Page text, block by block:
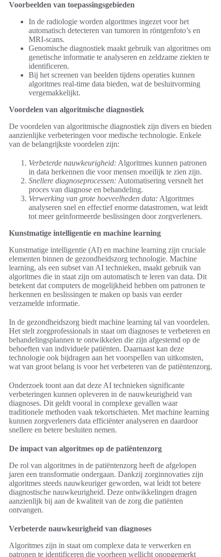
Voorbeelden van toepassingsgebieden
In de radiologie worden algoritmes ingezet voor het
automatisch detecteren van tumoren in röntgenfoto’s en
MRI-scans.
Genomische diagnostiek maakt gebruik van algoritmes om
genetische informatie te analyseren en zeldzame ziekten te
identificeren.
Bij het screenen van beelden tijdens operaties kunnen
algoritmes real-time data bieden, wat de besluitvorming
vergemakkelijkt.
Voordelen van algoritmische diagnostiek
De voordelen van algoritmische diagnostiek zijn divers en bieden
aanzienlijke verbeteringen voor medische technologie. Enkele
van de belangrijkste voordelen zijn:
Verbeterde nauwkeurigheid: Algoritmes kunnen patronen
in data herkennen die voor mensen moeilijk te zien zijn.
Snellere diagnoseprocessen: Automatisering versnelt het
proces van diagnose en behandeling.
Verwerking van grote hoeveelheden data: Algoritmes
analyseren snel en effectief enorme datastromen, wat leidt
tot meer geïnformeerde beslissingen door zorgverleners.
Kunstmatige intelligentie en machine learning
Kunstmatige intelligentie (AI) en machine learning zijn cruciale
elementen binnen de gezondheidszorg technologie. Machine
learning, als een subset van AI technieken, maakt gebruik van
algoritmes die in staat zijn om automatisch te leren van data. Dit
betekent dat computers de mogelijkheid hebben om patronen te
herkennen en beslissingen te maken op basis van eerder
verzamelde informatie.
In de gezondheidszorg biedt machine learning tal van voordelen.
Het stelt zorgprofessionals in staat om diagnoses te verbeteren en
behandelingsplannen te ontwikkelen die zijn afgestemd op de
behoeften van individuele patiënten. Daarnaast kan deze
technologie ook bijdragen aan het voorspellen van uitkomsten,
wat van groot belang is voor het verbeteren van de patiëntenzorg.
Onderzoek toont aan dat deze AI technieken significante
verbeteringen kunnen opleveren in de nauwkeurigheid van
diagnoses. Dit geldt vooral in complexe gevallen waar
traditionele methoden vaak tekortschieten. Met machine learning
kunnen zorgverleners data efficiënter analyseren en daardoor
snellere en betere besluiten nemen.
De impact van algoritmes op de patiëntenzorg
De rol van algoritmes in de patiëntenzorg heeft de afgelopen
jaren een transformatie ondergaan. Dankzij zorginnovaties zijn
algoritmes steeds nauwkeuriger geworden, wat leidt tot betere
diagnostische nauwkeurigheid. Deze ontwikkelingen dragen
aanzienlijk bij aan de kwaliteit van de zorg die patiënten
ontvangen.
Verbeterde nauwkeurigheid van diagnoses
Algoritmes zijn in staat om complexe data te verwerken en
patronen te identificeren die voorheen wellicht onopgemerkt